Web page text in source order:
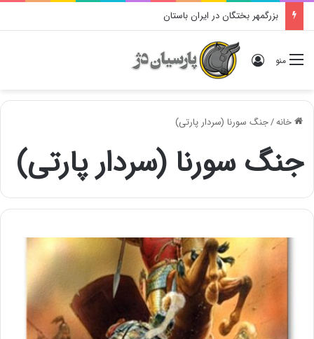
بزرگمهر بختگان در ایران باستان
منو ورود
خانه/جنگ سورنا (سردار پارتی)
جنگ سورنا (سردار پارتی)